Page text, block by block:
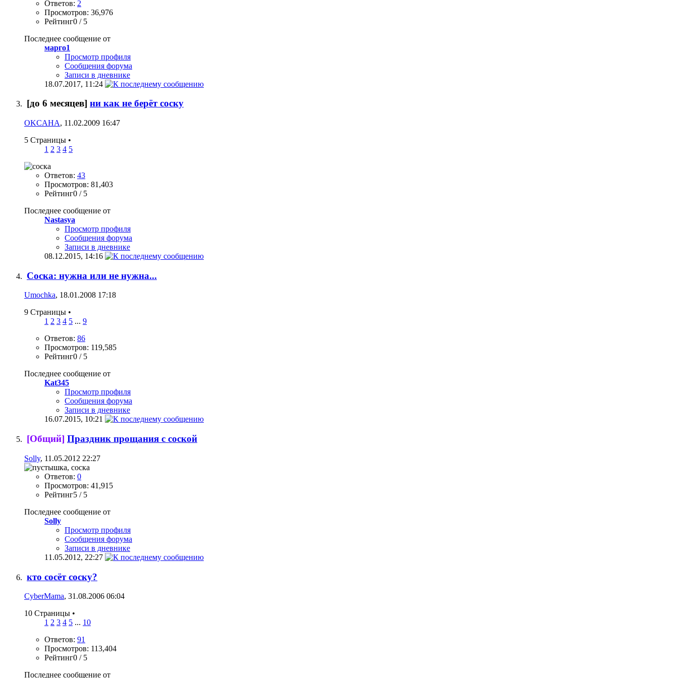
Ответов: 2
Просмотров: 36,976
Рейтинг0 / 5
Последнее сообщение от
марго1
Просмотр профиля
Сообщения форума
Записи в дневнике
18.07.2017, 11:24
[до 6 месяцев] ни как не берёт соску
OKCAHA, 11.02.2009 16:47
5 Страницы •
1 2 3 4 5
Ответов: 43
Просмотров: 81,403
Рейтинг0 / 5
Последнее сообщение от
Nastasya
Просмотр профиля
Сообщения форума
Записи в дневнике
08.12.2015, 14:16
Соска: нужна или не нужна...
Umochka, 18.01.2008 17:18
9 Страницы •
1 2 3 4 5 ... 9
Ответов: 86
Просмотров: 119,585
Рейтинг0 / 5
Последнее сообщение от
Kat345
Просмотр профиля
Сообщения форума
Записи в дневнике
16.07.2015, 10:21
[Общий] Праздник прощания с соской
Solly, 11.05.2012 22:27
Ответов: 0
Просмотров: 41,915
Рейтинг5 / 5
Последнее сообщение от
Solly
Просмотр профиля
Сообщения форума
Записи в дневнике
11.05.2012, 22:27
кто сосёт соску?
CyberMama, 31.08.2006 06:04
10 Страницы •
1 2 3 4 5 ... 10
Ответов: 91
Просмотров: 113,404
Рейтинг0 / 5
Последнее сообщение от